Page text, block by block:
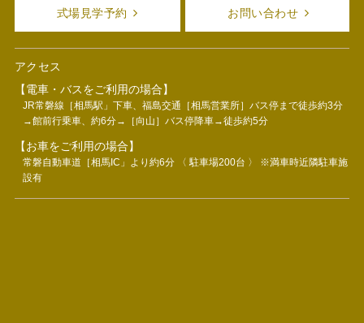
式場見学予約 お問い合わせ
アクセス
【電車・バスをご利用の場合】
JR常磐線［相馬駅」下車、福島交通［相馬営業所］バス停まで徒歩約3分
→館前行乗車、約6分→［向山］バス停降車→徒歩約5分
【お車をご利用の場合】
常磐自動車道［相馬IC」より約6分 〈 駐車場200台 〉 ※満車時近隣駐車施
設有